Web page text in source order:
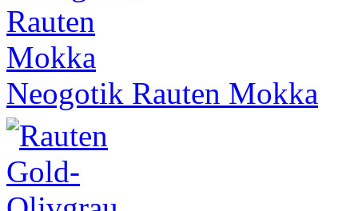
Neogotik Rauten Mokka